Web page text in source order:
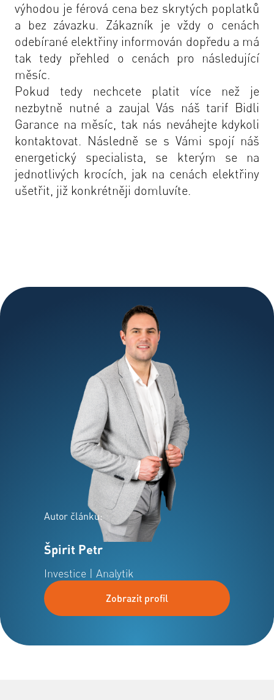
výhodou je férová cena bez skrytých poplatků
a bez závazku. Zákazník je vždy o cenách
odebírané elektřiny informován dopředu a má
tak tedy přehled o cenách pro následující
měsíc.
Pokud tedy nechcete platit více než je
nezbytně nutné a zaujal Vás náštarif Bidli
Garance na měsíc, tak nás neváhejte kdykoli
kontaktovat. Následně se s Vámi spojí náš
energetický specialista, se kterým se na
jednotlivých krocích, jak na cenách elektřiny
ušetřit, již konkrétněji domluvíte.
Autor článku:
Špirit Petr
Investice | Analytik
Zobrazit profil